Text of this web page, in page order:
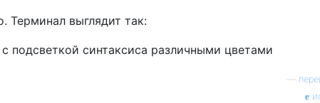
выглядит так: